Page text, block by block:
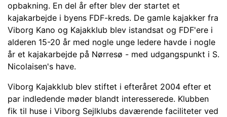
opbakning. En del år efter blev der startet et
kajakarbejde i byens FDF-kreds. De gamle kajakker fra
Viborg Kano og Kajakklub blev istandsat og FDF'ere i
alderen 15-20 år med nogle unge ledere havde i nogle
år et kajakarbejde på Nørresø - med udgangspunkt i S.
Nicolaisen's have.
Viborg Kajakklub blev stiftet i efteråret 2004 efter et
par indledende møder blandt interesserede. Klubben
fik til huse i Viborg Sejlklubs daværende faciliteter ved